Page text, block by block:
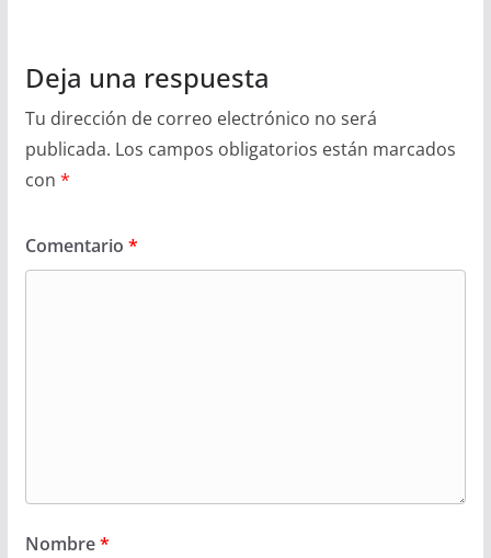
Deja una respuesta
Tu dirección de correo electrónico no será
publicada. Los campos obligatorios están marcados
con *
Comentario *
Nombre*